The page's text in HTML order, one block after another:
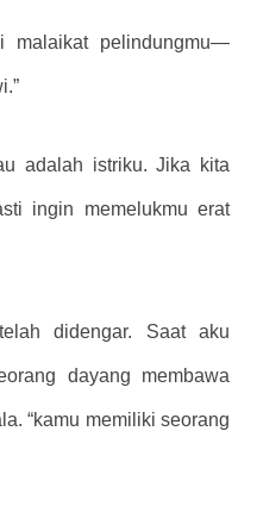
malaikat pelindungmu—
adalah istriku. Jika kita
ingin memelukmu erat
didengar. Saat aku
dayang membawa
“kamu memiliki seorang